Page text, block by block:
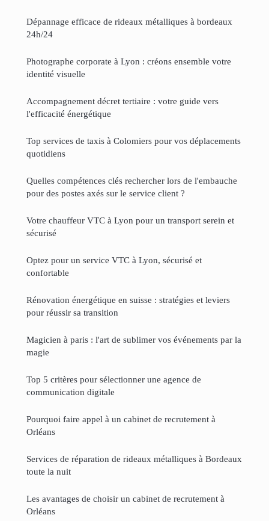
Dépannage efficace de rideaux métalliques à bordeaux
24h/24
Photographe corporate à Lyon : créons ensemble votre
identité visuelle
Accompagnement décret tertiaire : votre guide vers
l'efficacité énergétique
Top services de taxis à Colomiers pour vos déplacements
quotidiens
Quelles compétences clés rechercher lors de l'embauche
pour des postes axés sur le service client ?
Votre chauffeur VTC à Lyon pour un transport serein et
sécurisé
Optez pour un service VTC à Lyon, sécurisé et
confortable
Rénovation énergétique en suisse : stratégies et leviers
pour réussir sa transition
Magicien à paris : l'art de sublimer vos événements par la
magie
Top 5 critères pour sélectionner une agence de
communication digitale
Pourquoi faire appel à un cabinet de recrutement à
Orléans
Services de réparation de rideaux métalliques à Bordeaux
toute la nuit
Les avantages de choisir un cabinet de recrutement à
Orléans